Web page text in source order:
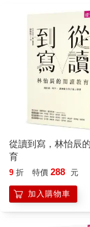
從讀到寫，林怡辰
育
9 折 特價 288 元
加入購物車